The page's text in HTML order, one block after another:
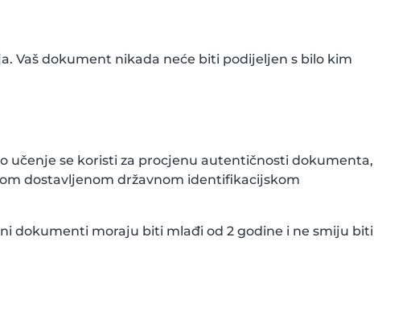
Vaš dokument nikada neće biti podijeljen s bilo kim
učenje se koristi za procjenu autentičnosti dokumenta,
dostavljenom državnom identifikacijskom
dokumenti moraju biti mlađi od 2 godine i ne smiju biti